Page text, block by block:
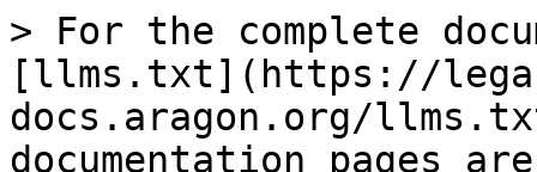
> For the complete
[llms.txt](https://
docs.aragon.org/
documentation pages